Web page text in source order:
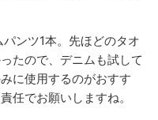
ンツ1本。先ほどのタオ
たので、デニムも試して
に使用するのがおすす
任でお願いしますね。